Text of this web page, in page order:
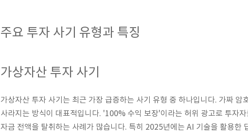
주요 투자 사기 유형과 특징
가상자산 투자 사기
가상자산 투자 사기는 최근 가장 급증하는 사기 유형 중 하나입니다. 가짜 암
사라지는 방식이 대표적입니다. '100% 수익 보장'이라는 허위 광고로 투자
자금 전액을 탈취하는 사례가 많습니다. 특히 2025년에는 AI 기술을 활용한